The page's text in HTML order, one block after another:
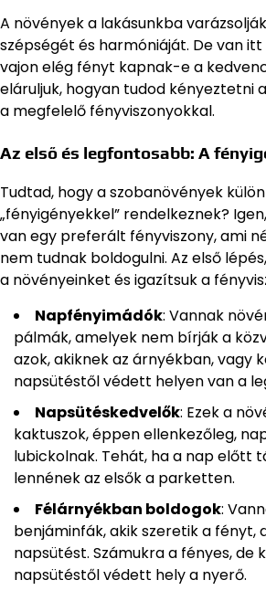
A növények a lakásunkba
szépségét és harmóniáját. De van
vajon elég fényt kapnak-e a
eláruljuk, hogyan tudod kényeztetni
a megfelelő fényviszonyokkal.
Az első és legfontosabb: A
Tudtad, hogy a szobanövények
„fényigényekkel” rendelkeznek?
van egy preferált fényviszony, ami
nem tudnak boldogulni. Az első
a növényeinket és igazítsuk a
Napfényimádók: Vannak
pálmák, amelyek nem bírják a
azok, akiknek az árnyékban, vagy
napsütéstől védett helyen van a
Napsütéskedvelők: Ezek a
kaktuszok, éppen ellenkezőleg,
lubickolnak. Tehát, ha a nap előtt
lennének az elsők a parketten.
Félárnyékban boldogok:
benjáminfák, akik szeretik a fényt,
napsütést. Számukra a fényes, de
napsütéstől védett hely a nyerő.